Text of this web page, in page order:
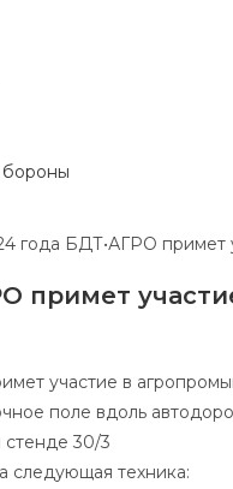
года БДТ•АГРО примет
примет
участие в
поле вдоль
30/3
следующая техника: